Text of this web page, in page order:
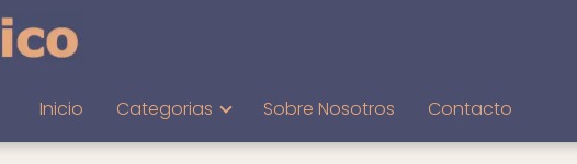
Inicio Categorias Sobre Nosotros Contacto